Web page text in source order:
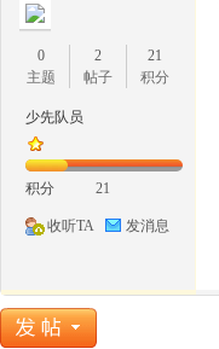
0
主题
2
帖子
21
积分
少先队员
积分 21
收听TA 发消息